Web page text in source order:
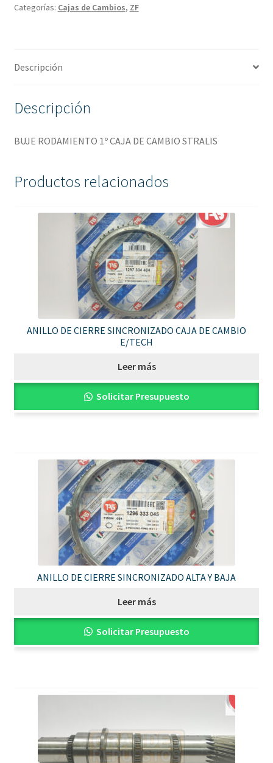
Categorías: Cajas de Cambios, ZF
Descripción
Descripción
BUJE RODAMIENTO 1º CAJA DE CAMBIO STRALIS
Productos relacionados
ANILLO DE CIERRE SINCRONIZADO CAJA DE CAMBIO
E/TECH
Leer más
Solicitar Presupuesto
ANILLO DE CIERRE SINCRONIZADO ALTA Y BAJA
Leer más
Solicitar Presupuesto